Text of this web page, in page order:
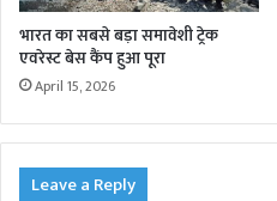
भारत का सबसे बड़ा समावेशी ट्रेक
एवरेस्ट बेस कैंप हुआ पूरा
April 15, 2026
Leave a Reply